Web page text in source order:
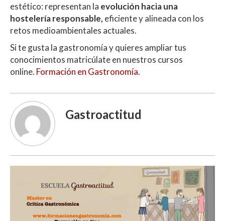
estético: representan la evolución hacia una
hostelería responsable, eficiente y alineada con los
retos medioambientales actuales.
Si te gusta la gastronomía y quieres ampliar tus
conocimientos matricúlate en nuestros cursos
online. Formación en Gastronomía.
Gastroactitud